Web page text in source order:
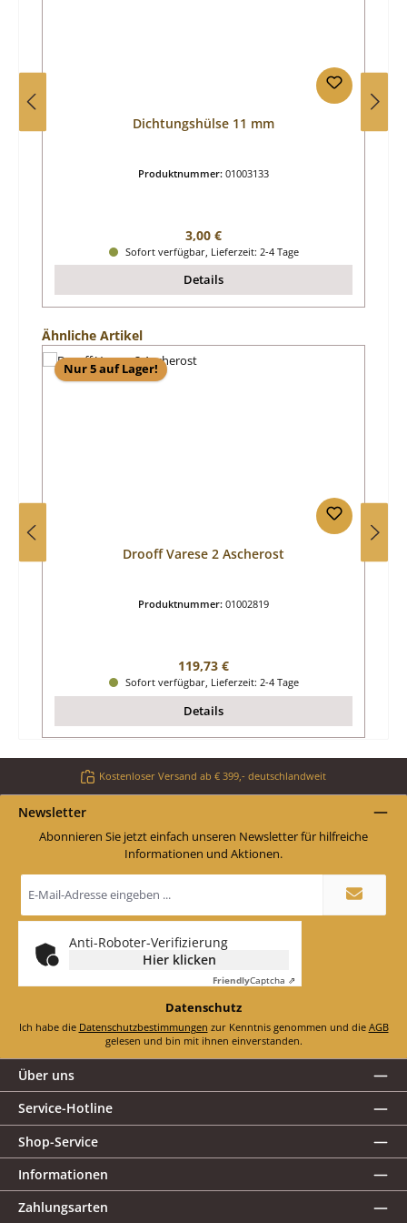
Dichtungshülse 11 mm
Produktnummer: 01003133
Regulärer Preis:
3,00 €
Sofort verfügbar, Lieferzeit: 2-4 Tage
Details
Produktgalerie überspringen
Ähnliche Artikel
Nur 5 auf Lager!
Drooff Varese 2 Ascherost
Produktnummer: 01002819
Regulärer Preis:
119,73 €
Sofort verfügbar, Lieferzeit: 2-4 Tage
Details
Kostenloser Versand ab € 399,- deutschlandweit
Newsletter
Abonnieren Sie jetzt einfach unseren Newsletter für hilfreiche
Informationen und Aktionen.
E-
Mail-
*
Anti-Roboter-Verifizierung
Hier klicken
FriendlyCaptcha ⇗
Datenschutz
Ich habe die Datenschutzbestimmungen zur Kenntnis genommen und die AGB
gelesen und bin mit ihnen einverstanden.
Über uns
Service-Hotline
Shop-Service
Informationen
Zahlungsarten